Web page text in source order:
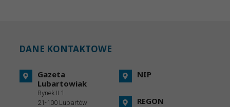
DANE KONTAKTOWE
Gazeta
Lubartowiak
Rynek II 1
21-100 Lubartów
NIP
REGON